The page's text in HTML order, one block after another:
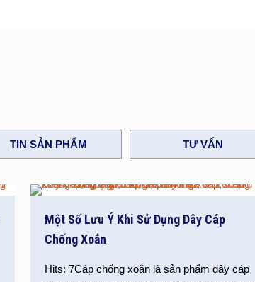
TIN SẢN PHẨM TƯ VẤN
Một Số Lưu Ý Khi Sử Dụng Dây Cáp
Chống Xoắn
Hits: 7Cáp chống xoắn là sản phẩm dây cáp